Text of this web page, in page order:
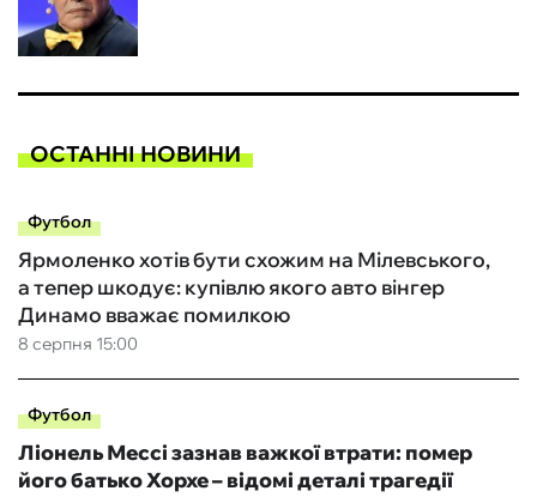
ОСТАННІ НОВИНИ
Футбол
8 серпня 15:00
Ярмоленко хотів бути схожим на Мілевського,
а тепер шкодує: купівлю якого авто вінгер
Динамо вважає помилкою
Футбол
Ліонель Мессі зазнав важкої втрати: помер
його батько Хорхе – відомі деталі трагедії